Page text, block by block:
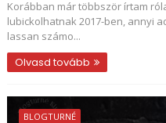
Korábban már többször írtam
lubickolhatnak 2017-ben, annyi
lassan számo...
Olvasd tovább
BLOGTURNÉ